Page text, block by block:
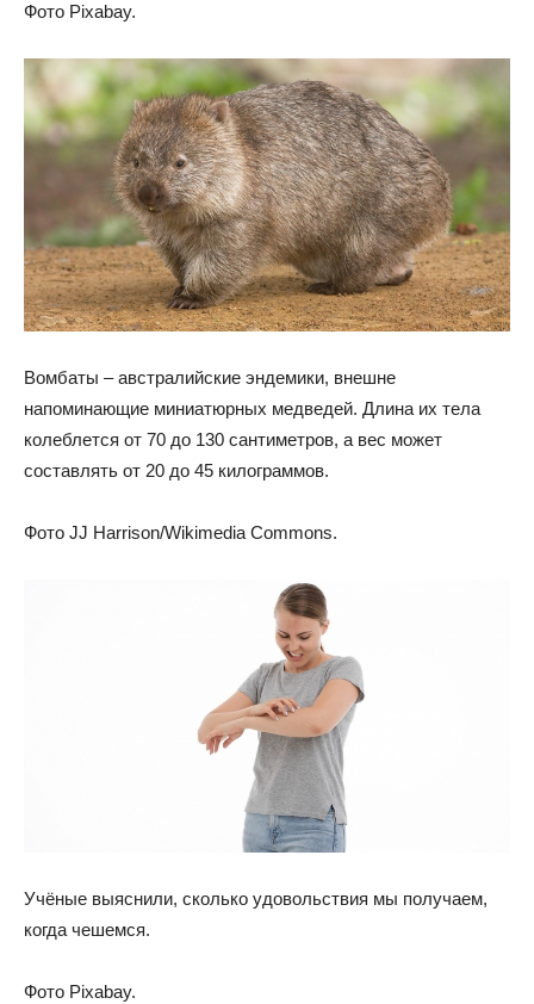
Фото Pixabay.
Вомбаты – австралийские эндемики, внешне
напоминающие миниатюрных медведей. Длина их тела
колеблется от 70 до 130 сантиметров, а вес может
составлять от 20 до 45 килограммов.
Фото JJ Harrison/Wikimedia Commons.
Учёные выяснили, сколько удовольствия мы получаем,
когда чешемся.
Фото Pixabay.